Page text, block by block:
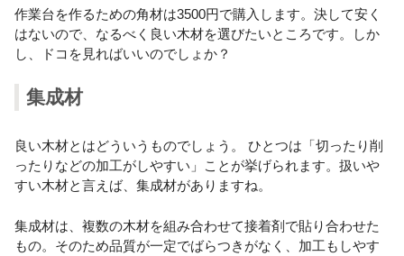
作業台を作るための角材は3500円で購入します。決して安く
はないので、なるべく良い木材を選びたいところです。しか
し、ドコを見ればいいのでしょか？
集成材
良い木材とはどういうものでしょう。 ひとつは「切ったり削
ったりなどの加工がしやすい」ことが挙げられます。扱いや
すい木材と言えば、集成材がありますね。
集成材は、複数の木材を組み合わせて接着剤で貼り合わせた
もの。そのため品質が一定でばらつきがなく、加工もしやす